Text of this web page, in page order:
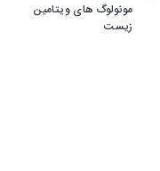
مونولوگ های ویتامین
زیست